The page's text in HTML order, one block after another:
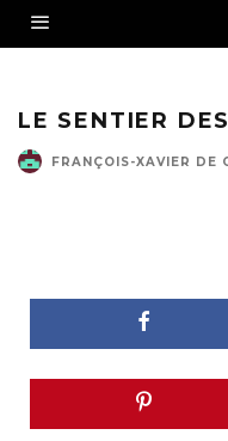
LE SENTIER
FRANÇOIS-XAVIER DE